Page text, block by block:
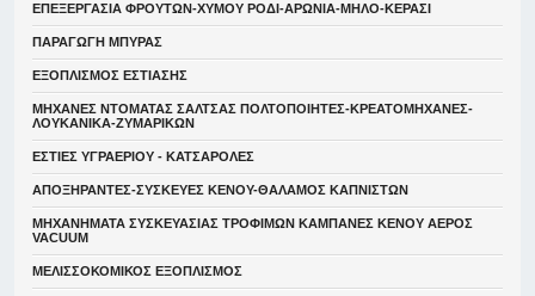
ΕΠΕΞΕΡΓΑΣΙΑ ΦΡΟΥΤΩΝ-ΧΥΜΟΥ ΡΟΔΙ-ΑΡΩΝΙΑ-ΜΗΛΟ-ΚΕΡΑΣΙ
ΠΑΡΑΓΩΓΗ ΜΠΥΡΑΣ
ΕΞΟΠΛΙΣΜΟΣ ΕΣΤΙΑΣΗΣ
ΜΗΧΑΝΕΣ ΝΤΟΜΑΤΑΣ ΣΑΛΤΣΑΣ ΠΟΛΤΟΠΟΙΗΤΕΣ-ΚΡΕΑΤΟΜΗΧΑΝΕΣ-
ΛΟΥΚΑΝΙΚΑ-ΖΥΜΑΡΙΚΩΝ
ΕΣΤΙΕΣ ΥΓΡΑΕΡΙΟΥ - ΚΑΤΣΑΡΟΛΕΣ
ΑΠΟΞΗΡΑΝΤΕΣ-ΣΥΣΚΕΥΕΣ ΚΕΝΟΥ-ΘΑΛΑΜΟΣ ΚΑΠΝΙΣΤΩΝ
ΜΗΧΑΝΗΜΑΤΑ ΣΥΣΚΕΥΑΣΙΑΣ ΤΡΟΦΙΜΩΝ ΚΑΜΠΑΝΕΣ ΚΕΝΟΥ ΑΕΡΟΣ
VACUUM
ΜΕΛΙΣΣΟΚΟΜΙΚΟΣ ΕΞΟΠΛΙΣΜΟΣ